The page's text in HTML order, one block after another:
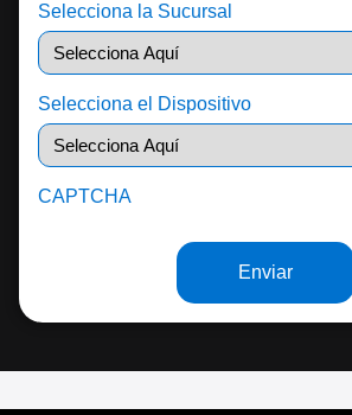
Selecciona la Sucursal
Selecciona el Dispositivo
CAPTCHA